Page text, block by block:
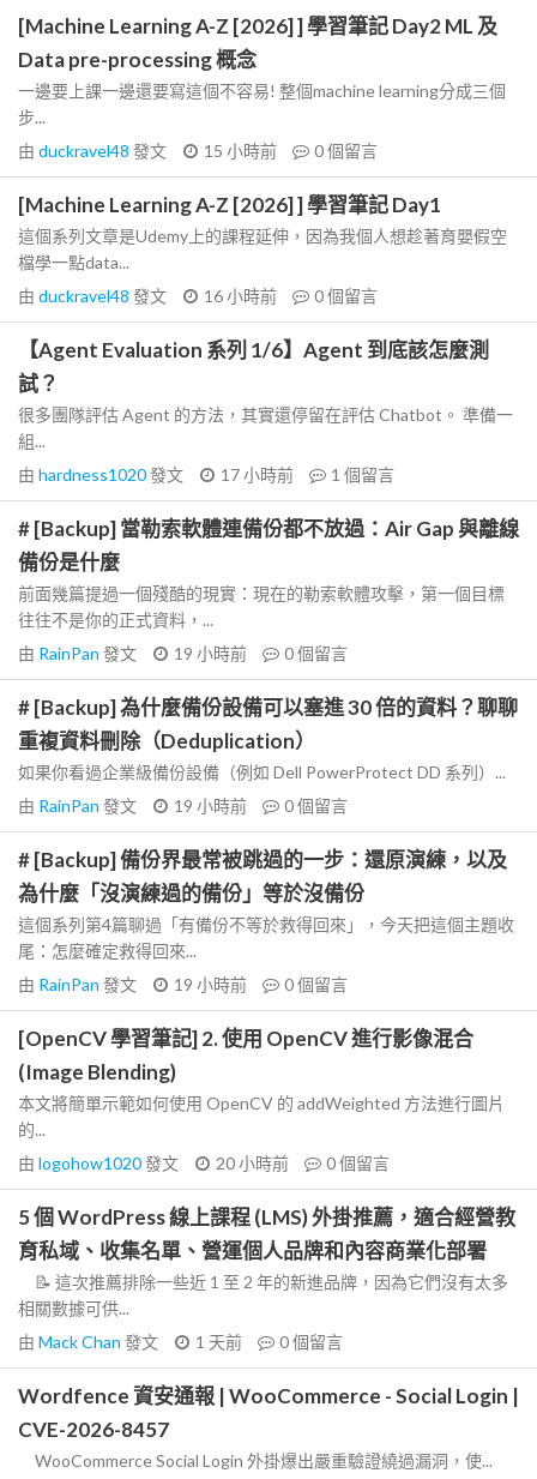
[Machine Learning A-Z [2026] ] 學習筆記 Day2 ML 及
Data pre-processing 概念
一邊要上課一邊還要寫這個不容易! 整個machine learning分成三個
步...
由 duckravel48 發文 15 小時前 0個留言
[Machine Learning A-Z [2026] ] 學習筆記 Day1
這個系列文章是Udemy上的課程延伸，因為我個人想趁著育嬰假空
檔學一點data...
由 duckravel48 發文 16 小時前 0個留言
【Agent Evaluation 系列 1/6】Agent 到底該怎麼測
試？
很多團隊評估 Agent 的方法，其實還停留在評估 Chatbot。 準備一
組...
由 hardness1020發文 17 小時前 1 個留言
# [Backup] 當勒索軟體連備份都不放過：Air Gap 與離線
備份是什麼
前面幾篇提過一個殘酷的現實：現在的勒索軟體攻擊，第一個目標
往往不是你的正式資料，...
由 RainPan 發文 19 小時前 0個留言
# [Backup] 為什麼備份設備可以塞進 30 倍的資料？聊聊
重複資料刪除（Deduplication）
如果你看過企業級備份設備（例如 Dell PowerProtect DD 系列）...
由 RainPan 發文 19 小時前 0個留言
# [Backup] 備份界最常被跳過的一步：還原演練，以及
為什麼「沒演練過的備份」等於沒備份
這個系列第4篇聊過「有備份不等於救得回來」，今天把這個主題收
尾：怎麼確定救得回來...
由 RainPan 發文 19 小時前 0個留言
[OpenCV 學習筆記] 2. 使用 OpenCV 進行影像混合
(Image Blending)
本文將簡單示範如何使用 OpenCV 的 addWeighted 方法進行圖片
的...
由 logohow1020發文 20 小時前 0個留言
5 個 WordPress 線上課程 (LMS) 外掛推薦，適合經營教
育私域、收集名單、營運個人品牌和內容商業化部署
📝 這次推薦排除一些近 1 至 2 年的新進品牌，因為它們沒有太多
相關數據可供...
由 Mack Chan 發文 1 天前 0個留言
Wordfence 資安通報 | WooCommerce - Social Login |
CVE-2026-8457
WooCommerce Social Login 外掛爆出嚴重驗證繞過漏洞，使...